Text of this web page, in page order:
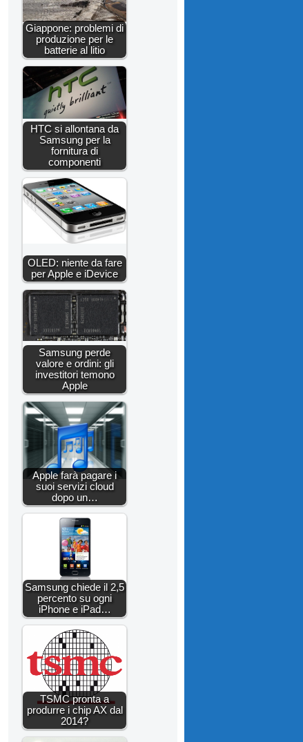
Giappone: problemi di
produzione per le
batterie al litio
HTC si allontana da
Samsung per la
fornitura di
componenti
OLED: niente da fare
per Apple e iDevice
Samsung perde
valore e ordini: gli
investitori temono
Apple
Apple farà pagare i
suoi servizi cloud
dopo un…
Samsung chiede il 2,5
percento su ogni
iPhone e iPad…
TSMC pronta a
produrre i chip AX dal
2014?